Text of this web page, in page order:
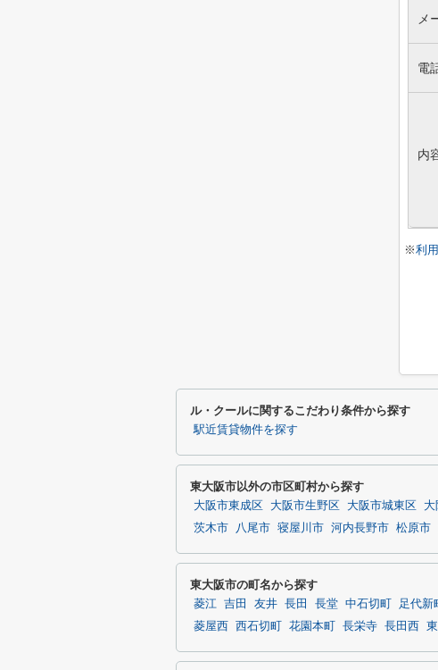
メ
電
内
※利
ル・クールに関するこだわり条件から探す
駅近賃貸物件を探す
東大阪市以外の市区町村から探す
大阪市東成区 大阪市生野区 大阪市城東区 大
茨木市
八尾市 寝屋川市 河内長野市 松原市
東大阪市の町名から探す
菱江 吉田 友井 長田 長堂 中石切町 足代新町
菱屋西
西石切町 花園本町 長栄寺 長田西